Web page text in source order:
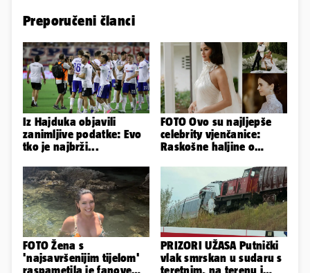
Preporučeni članci
Iz Hajduka objavili
zanimljive podatke: Evo
tko je najbrži...
FOTO Ovo su najljepše
celebrity vjenčanice:
Raskošne haljine o
FOTO Žena s
'najsavršenijim tijelom'
PRIZORI UŽASA Putnički
vlak smrskan u sudaru s